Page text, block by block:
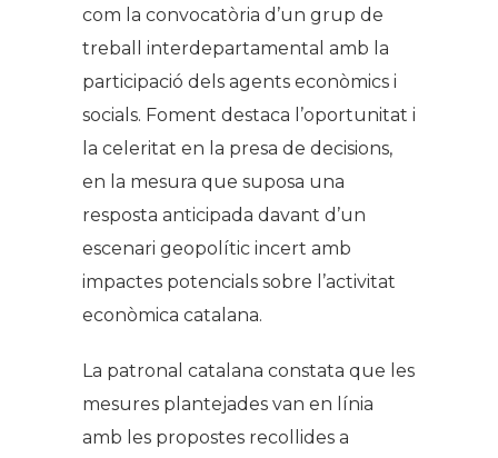
com la convocatòria d’un grup de
treball interdepartamental amb la
participació dels agents econòmics i
socials. Foment destaca l’oportunitat i
la celeritat en la presa de decisions,
en la mesura que suposa una
resposta anticipada davant d’un
escenari geopolític incert amb
impactes potencials sobre l’activitat
econòmica catalana.
La patronal catalana constata que les
mesures plantejades van en línia
amb les propostes recollides a